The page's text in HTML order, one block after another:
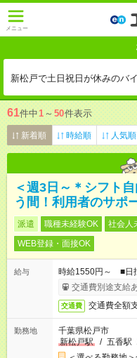
メニュー
新松戸で土日祝日が休みのバ
61件中1 ～ 50件表示
新着順 時給順 人気順
＜週3日～＊シフト
う間！利用者のサポ
派遣 職種未経験OK 社会人
WEB登録・面接OK
給与
時給1550円～ ■日
交通費別途支給
交通費 交通費全額
勤務地
千葉県松戸市
新松戸駅
/ 五香駅